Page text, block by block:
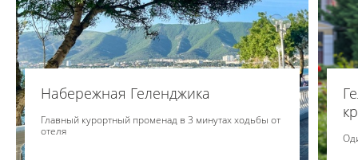
Набережная Геленджика
Главный курортный променад в 3 минутах ходьбы от
отеля